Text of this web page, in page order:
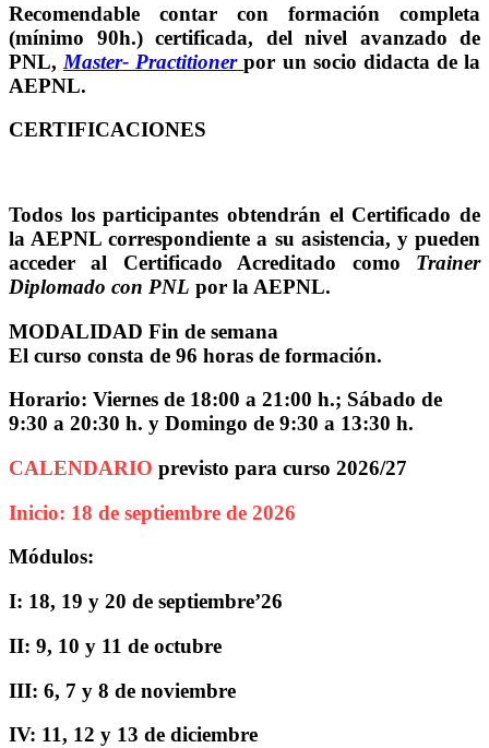
Recomendable contar con formación completa
(mínimo 90h.) certificada, del nivel avanzado de
PNL, Master- Practitioner por un socio didacta de la
AEPNL.
CERTIFICACIONES
Todos los participantes obtendrán el Certificado de
la AEPNL correspondiente a su asistencia, y pueden
acceder al Certificado Acreditado como Trainer
Diplomado con PNL por la AEPNL.
MODALIDAD Fin de semana
El curso consta de 96 horas de formación.
Horario: Viernes de 18:00 a 21:00 h.; Sábado de
9:30 a 20:30 h. y Domingo de 9:30 a 13:30 h.
CALENDARIO previsto para curso 2026/27
Inicio: 18 de septiembre de 2026
Módulos:
I: 18, 19 y 20 de septiembre’26
II: 9, 10 y 11 de octubre
III: 6, 7 y 8 de noviembre
IV: 11, 12 y 13 de diciembre